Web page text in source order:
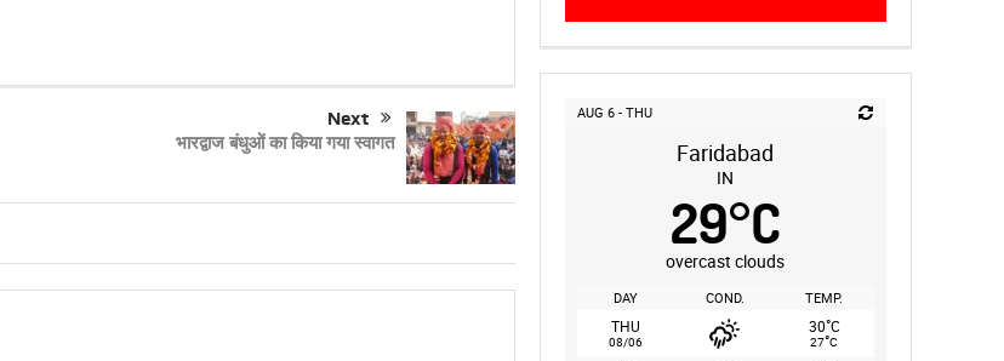
Next
भारद्वाज बंधुओं का किया गया स्वागत
AUG 6 - THU
Faridabad
IN
29°C
overcast clouds
DAY COND. TEMP.
THU
08/06
30°C
27°C